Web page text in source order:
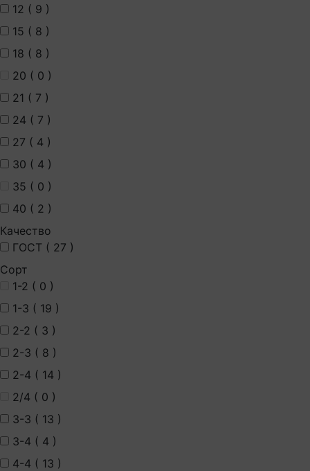
12 ( 9 )
15 ( 8 )
18 ( 8 )
20 ( 0 )
21 ( 7 )
24 ( 7 )
27 ( 4 )
30 ( 4 )
35 ( 0 )
40 ( 2 )
Качество
ГОСТ ( 27 )
Сорт
1-2 ( 0 )
1-3 ( 19 )
2-2 ( 3 )
2-3 ( 8 )
2-4 ( 14 )
2/4 ( 0 )
3-3 ( 13 )
3-4 ( 4 )
4-4 ( 13 )